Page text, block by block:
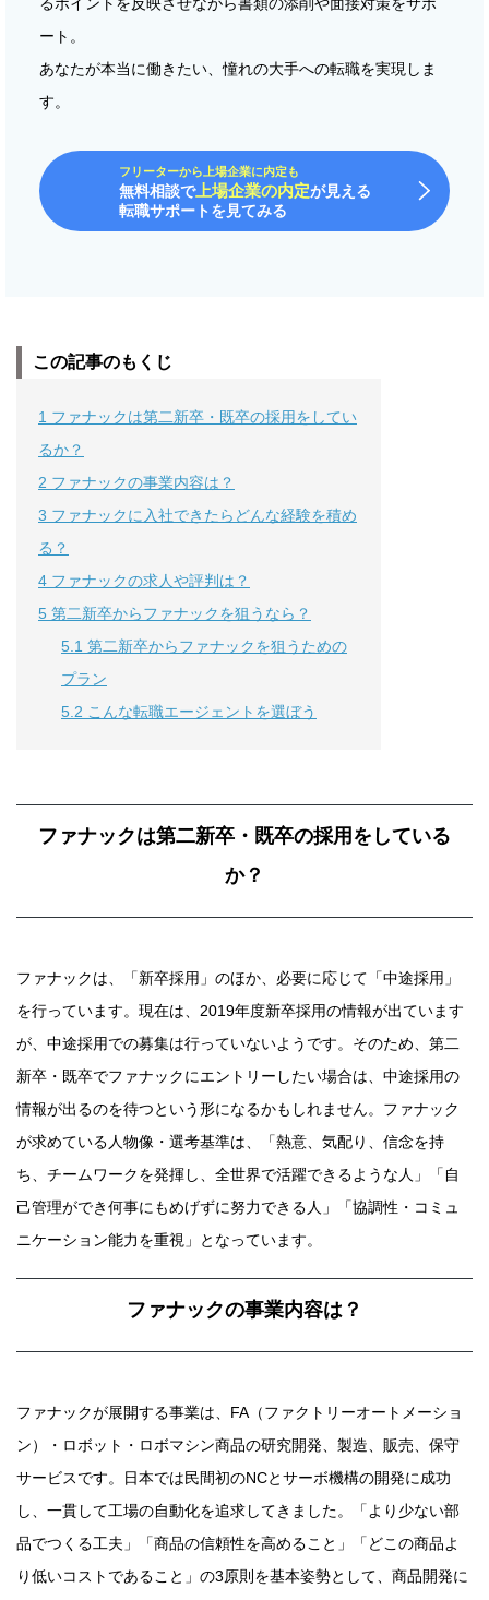
るポイントを反映させながら書類の添削や面接対策をサポ
ート。
あなたが本当に働きたい、憧れの大手への転職を実現しま
す。
フリーターから上場企業に内定も
無料相談で上場企業の内定が見える
転職サポートを見てみる
この記事のもくじ
1 ファナックは第二新卒・既卒の採用をしてい
るか？
2 ファナックの事業内容は？
3 ファナックに入社できたらどんな経験を積め
る？
4 ファナックの求人や評判は？
5 第二新卒からファナックを狙うなら？
5.1 第二新卒からファナックを狙うための
プラン
5.2 こんな転職エージェントを選ぼう
ファナックは第二新卒・既卒の採用をしている
か？
ファナックは、「新卒採用」のほか、必要に応じて「中途採用」
を行っています。現在は、2019年度新卒採用の情報が出ています
が、中途採用での募集は行っていないようです。そのため、第二
新卒・既卒でファナックにエントリーしたい場合は、中途採用の
情報が出るのを待つという形になるかもしれません。ファナック
が求めている人物像・選考基準は、「熱意、気配り、信念を持
ち、チームワークを発揮し、全世界で活躍できるような人」「自
己管理ができ何事にもめげずに努力できる人」「協調性・コミュ
ニケーション能力を重視」となっています。
ファナックの事業内容は？
ファナックが展開する事業は、FA（ファクトリーオートメーショ
ン）・ロボット・ロボマシン商品の研究開発、製造、販売、保守
サービスです。日本では民間初のNCとサーボ機構の開発に成功
し、一貫して工場の自動化を追求してきました。「より少ない部
品でつくる工夫」「商品の信頼性を高めること」「どこの商品よ
り低いコストであること」の3原則を基本姿勢として、商品開発に